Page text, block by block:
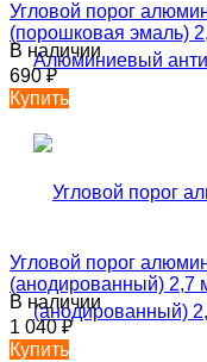
Угловой порог
(порошковая эмаль)
В наличии
690₽
Купить
Угловой порог
(анодированный) 2,7
В наличии
1 040₽
Купить